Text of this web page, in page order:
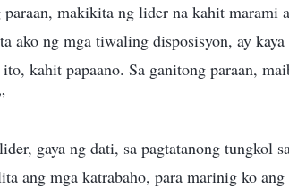
makikita ng lider na kahit marami
ako ng mga tiwaling disposisyon, ay
kahit papaano. Sa ganitong paraan,
gaya ng dati, sa pagtatanong tungkol
ang mga katrabaho, para marinig ko